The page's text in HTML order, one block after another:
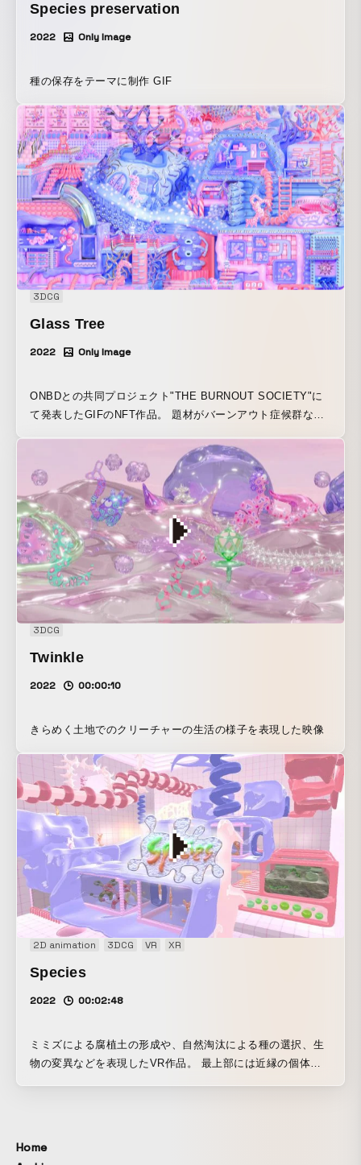
Species preservation
2022 Only Image
種の保存をテーマに制作 GIF
3DCG
Glass Tree
2022 Only Image
ONBDとの共同プロジェクト"THE BURNOUT SOCIETY"に
て発表したGIFのNFT作品。 題材がバーンアウト症候群なの
ことで心が安らぎ、この世界に暮らす生き物は温厚で怒りと
は無縁の生活する。どの生き物もそれぞれ孤独な部分があり
自分の時間を大切にし、自らと向かい合い輝ける未来を想像
しています。 緊縛、ロープアートを展示している箇所があ
る。そこでは観覧者が感じるアートとしての側面と緊縛者当
人の幸福感や支配欲の充実を表す。 GIF
3DCG
Twinkle
2022 00:00:10
きらめく土地でのクリーチャーの生活の様子を表現した映像
2D animation 3DCG VR XR
Species
2022 00:02:48
ミミズによる腐植土の形成や、自然淘汰による種の選択、生
物の変異などを表現したVR作品。 最上部には近縁の個体同
Home